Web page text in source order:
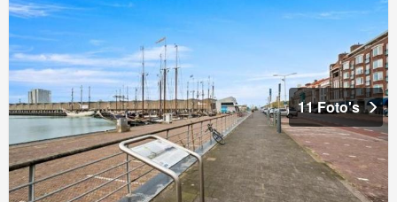
11 Foto's